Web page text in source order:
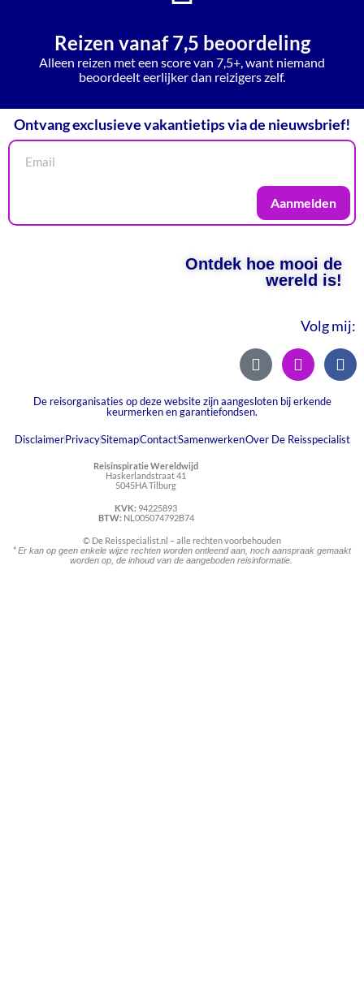
Reizen vanaf 7,5 beoordeling
Alleen reizen met een score van 7,5+, want niemand
beoordeelt eerlijker dan reizigers zelf.
Ontvang exclusieve vakantietips via de nieuwsbrief!
Aanmelden
Ontdek hoe mooi de
wereld is!
Volg mij:
De reisorganisaties op deze website zijn aangesloten bij erkende
keurmerken en garantiefondsen.
DisclaimerPrivacySitemapContactSamenwerkenOver De Reisspecialist
Reisinspiratie Wereldwijd
Haskerlandstraat 41
5045HA Tilburg
KVK: 94225893
BTW: NL005074792B74
© De Reisspecialist.nl – alle rechten voorbehouden
*Er kan op geen enkele wijze rechten worden ontleend aan, noch aanspraak gemaakt
worden op, de inhoud van de aangeboden reisinformatie.